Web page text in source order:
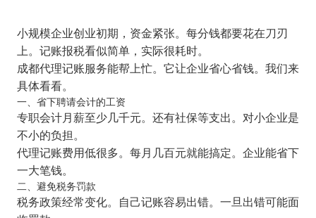
小规模企业创业初期，资金紧张。每分钱都要花在刀刃
上。记账报税看似简单，实际很耗时。
成都代理记账服务能帮上忙。它让企业省心省钱。我们来
具体看看。
一、省下聘请会计的工资
专职会计月薪至少几千元。还有社保等支出。对小企业是
不小的负担。
代理记账费用低很多。每月几百元就能搞定。企业能省下
一大笔钱。
二、避免税务罚款
税务政策经常变化。自己记账容易出错。一旦出错可能面